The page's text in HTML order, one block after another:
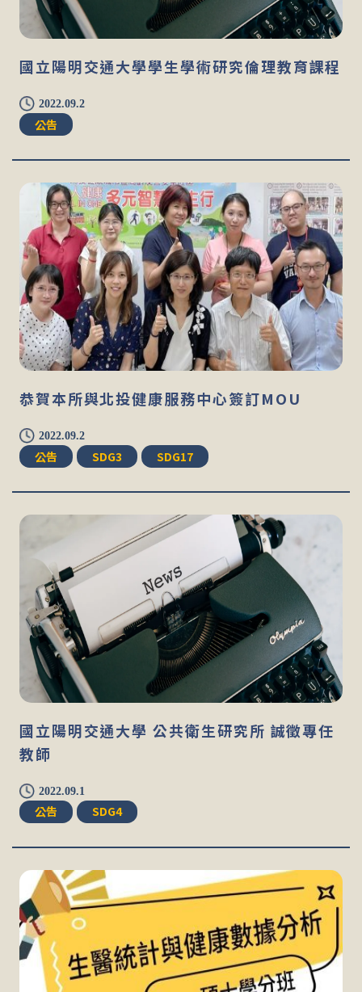
國立陽明交通大學學生學術研究倫理教育課程
2022.09.2
公告
恭賀本所與北投健康服務中心簽訂MOU
2022.09.2
公告 SDG3 SDG17
國立陽明交通大學 公共衛生研究所 誠徵專任
教師
2022.09.1
公告 SDG4